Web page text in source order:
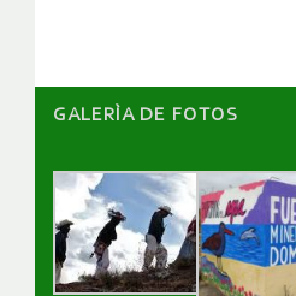
GALERÌA DE FOTOS